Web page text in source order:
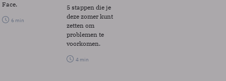
Face.
6 min
5 stappen die je
deze zomer kunt
zetten om
problemen te
voorkomen.
4 min